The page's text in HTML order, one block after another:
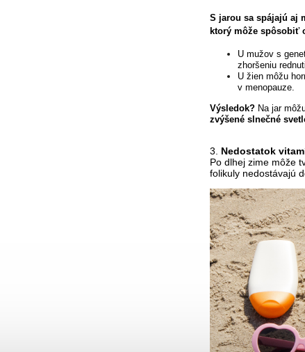
S jarou sa spájajú aj
ktorý môže spôsobiť
U mužov s
zhoršeniu
U žien môžu
v menopauze.
Výsledok? Na jar
zvýšené slnečné
3. Nedostatok
Po dlhej zime môže
folikuly nedostávajú